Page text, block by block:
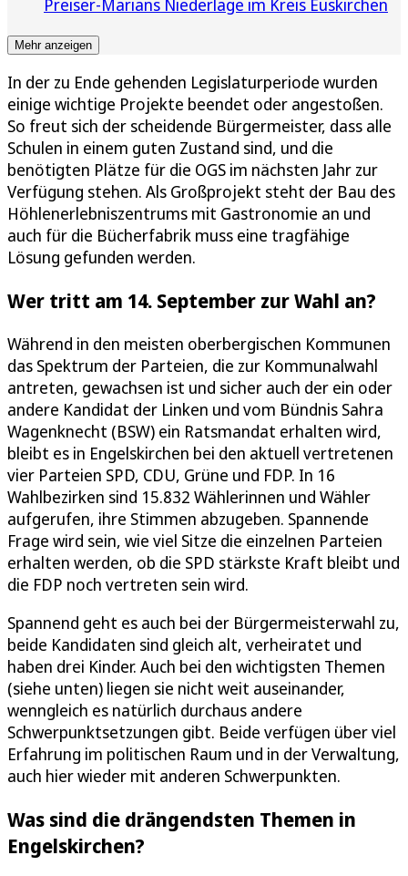
Mehr anzeigen
In der zu Ende gehenden Legislaturperiode wurden
einige wichtige Projekte beendet oder angestoßen.
So freut sich der scheidende Bürgermeister, dass alle
Schulen in einem guten Zustand sind, und die
benötigten Plätze für die OGS im nächsten Jahr zur
Verfügung stehen. Als Großprojekt steht der Bau des
Höhlenerlebniszentrums mit Gastronomie an und
auch für die Bücherfabrik muss eine tragfähige
Lösung gefunden werden.
Wer tritt am 14. September zur Wahl an?
Während in den meisten oberbergischen Kommunen
das Spektrum der Parteien, die zur Kommunalwahl
antreten, gewachsen ist und sicher auch der ein oder
andere Kandidat der Linken und vom Bündnis Sahra
Wagenknecht (BSW) ein Ratsmandat erhalten wird,
bleibt es in Engelskirchen bei den aktuell vertretenen
vier Parteien SPD, CDU, Grüne und FDP. In 16
Wahlbezirken sind 15.832 Wählerinnen und Wähler
aufgerufen, ihre Stimmen abzugeben. Spannende
Frage wird sein, wie viel Sitze die einzelnen Parteien
erhalten werden, ob die SPD stärkste Kraft bleibt und
die FDP noch vertreten sein wird.
Spannend geht es auch bei der Bürgermeisterwahl zu,
beide Kandidaten sind gleich alt, verheiratet und
haben drei Kinder. Auch bei den wichtigsten Themen
(siehe unten) liegen sie nicht weit auseinander,
wenngleich es natürlich durchaus andere
Schwerpunktsetzungen gibt. Beide verfügen über viel
Erfahrung im politischen Raum und in der Verwaltung,
auch hier wieder mit anderen Schwerpunkten.
Was sind die drängendsten Themen in
Engelskirchen?